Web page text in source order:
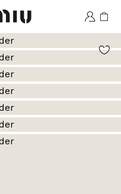
MiuMiu logo